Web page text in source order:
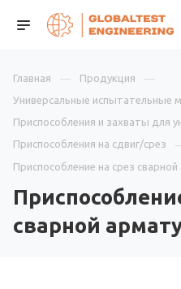
Главная
Продукция
Универсальные испытательные
Приспособления и захваты для
Приспособления на сдвиг/срез
Приспособление на срез
сварной